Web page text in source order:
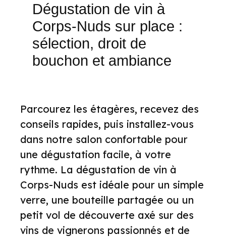
Dégustation de vin à
Corps-Nuds sur place :
sélection, droit de
bouchon et ambiance
Parcourez les étagères, recevez des
conseils rapides, puis installez-vous
dans notre salon confortable pour
une dégustation facile, à votre
rythme. La dégustation de vin à
Corps-Nuds est idéale pour un simple
verre, une bouteille partagée ou un
petit vol de découverte axé sur des
vins de vignerons passionnés et de